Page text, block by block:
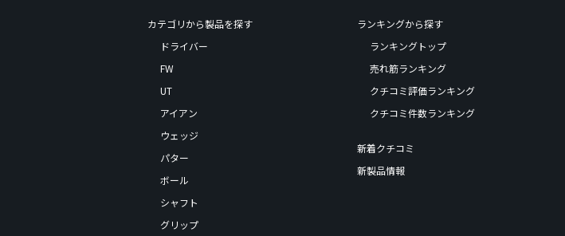
カテゴリから製品を探す
ドライバー
FW
UT
アイアン
ウェッジ
パター
ボール
シャフト
グリップ
ランキングから探す
ランキングトップ
売れ筋ランキング
クチコミ評価ランキング
クチコミ件数ランキング
新着クチコミ
新製品情報